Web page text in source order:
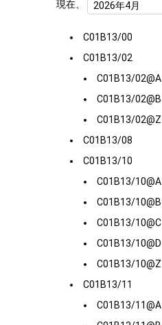
現在、 2026年4月
C01B13/00
C01B13/02
C01B13/02@A
C01B13/02@B
C01B13/02@Z
C01B13/08
C01B13/10
C01B13/10@A
C01B13/10@B
C01B13/10@C
C01B13/10@D
C01B13/10@Z
C01B13/11
C01B13/11@A